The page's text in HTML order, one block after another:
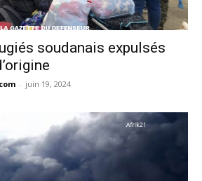
soudanais expulsés
- juin 19, 2024